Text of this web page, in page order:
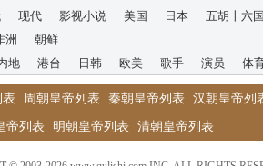
现代 影视小说 美国 日本 五胡十六国
洲
朝鲜
地 港台 日韩 欧美 歌手 演员 体
周朝皇帝列表 秦朝皇帝列表 汉朝皇帝列
帝列表 明朝皇帝列表 清朝皇帝列表